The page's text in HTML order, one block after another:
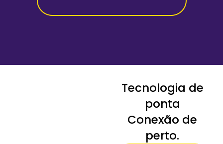
Tecnologia de
ponta
Conexão de
perto.